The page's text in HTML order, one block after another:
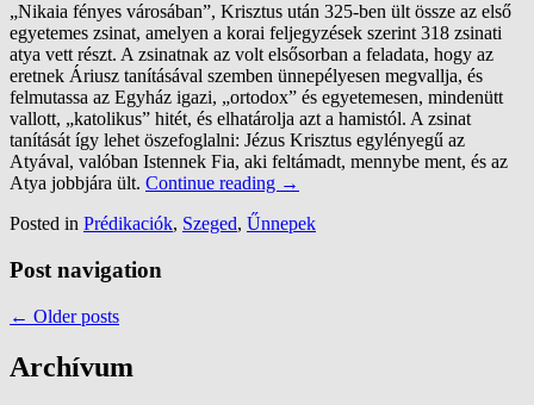
„Nikaia fényes városában”, Krisztus után 325-ben ült össze az első
egyetemes zsinat, amelyen a korai feljegyzések szerint 318 zsinati
atya vett részt. A zsinatnak az volt elsősorban a feladata, hogy az
eretnek Áriusz tanításával szemben ünnepélyesen megvallja, és
felmutassa az Egyház igazi, „ortodox” és egyetemesen, mindenütt
vallott, „katolikus” hitét, és elhatárolja azt a hamistól. A zsinat
tanítását így lehet öszefoglalni: Jézus Krisztus egylényegű az
Atyával, valóban Istennek Fia, aki feltámadt, mennybe ment, és az
Atya jobbjára ült. Continue reading →
Posted in Prédikaciók, Szeged, Űnnepek
Post navigation
← Older posts
Archívum